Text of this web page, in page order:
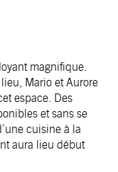
magnifique.
Mario et Aurore
espace. Des
et sans se
cuisine à la
aura lieu début